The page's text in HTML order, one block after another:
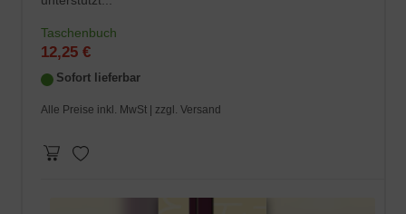
Taschenbuch
12,25 €
Sofort lieferbar
Alle Preise inkl. MwSt | zzgl. Versand